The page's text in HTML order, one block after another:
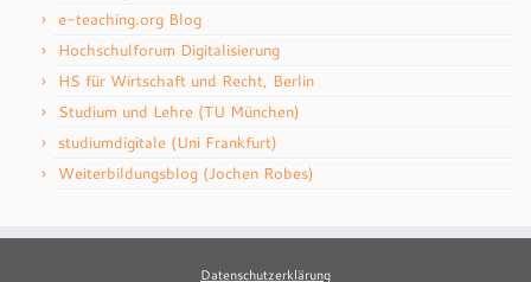
e-teaching.org Blog
Hochschulforum Digitalisierung
HS für Wirtschaft und Recht, Berlin
Studium und Lehre (TU München)
studiumdigitale (Uni Frankfurt)
Weiterbildungsblog (Jochen Robes)
Datenschutzerklärung